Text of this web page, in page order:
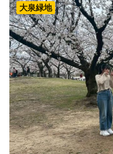
大泉緑地